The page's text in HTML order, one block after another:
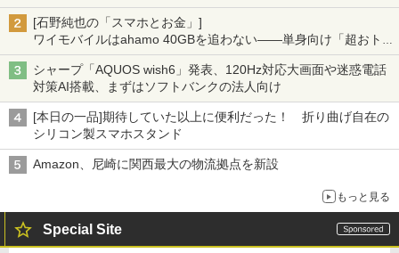
[石野純也の「スマホとお金」]
ワイモバイルはahamo 40GBを追わない――単身向け「超おトク
割」の安さと1年限定の注意点
シャープ「AQUOS wish6」発表、120Hz対応大画面や迷惑電話
対策AI搭載、まずはソフトバンクの法人向け
[本日の一品]期待していた以上に便利だった！ 折り曲げ自在の
シリコン製スマホスタンド
Amazon、尼崎に関西最大の物流拠点を新設
もっと見る
Special Site